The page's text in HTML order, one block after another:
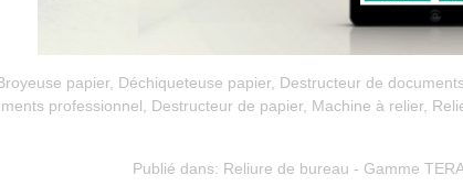
papier, Déchiqueteuse papier, Destructeur de
professionnel Destructeur de papier, Machine à relier,
Publié dans: Reliure de bureau - Gamme